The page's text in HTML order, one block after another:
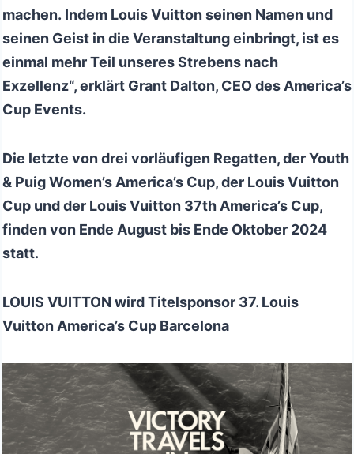
machen. Indem Louis Vuitton seinen Namen und
seinen Geist in die Veranstaltung einbringt, ist es
einmal mehr Teil unseres Strebens nach
Exzellenz“, erklärt Grant Dalton, CEO des America’s
Cup Events.
Die letzte von drei vorläufigen Regatten, der Youth
& Puig Women’s America’s Cup, der Louis Vuitton
Cup und der Louis Vuitton 37th America’s Cup,
finden von Ende August bis Ende Oktober 2024
statt.
LOUIS VUITTON wird Titelsponsor 37. Louis
Vuitton America’s Cup Barcelona